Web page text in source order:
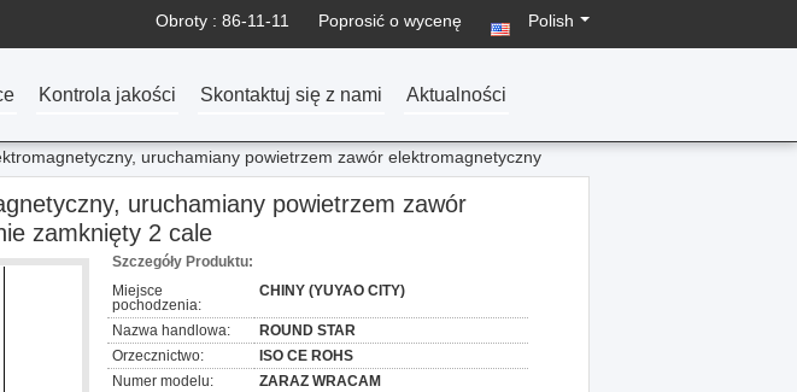
Obroty : 86-11-11 Poprosić o wycenę Polish
Kontrola jakości Skontaktuj się z nami Aktualności
uruchamiany powietrzem zawór elektromagnetyczny
uruchamiany powietrzem zawór
zamknięty 2 cale
Szczegóły Produktu:
Miejsce
pochodzenia:
CHINY (YUYAO CITY)
Nazwa handlowa:
ROUND STAR
Orzecznictwo:
ISO CE ROHS
Numer modelu:
ZARAZ WRACAM